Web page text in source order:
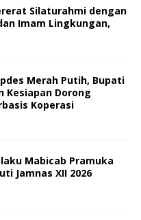
Silaturahmi dengan
Imam Lingkungan,
Merah Putih, Bupati
Kesiapan Dorong
Koperasi
Mabicab Pramuka
Jamnas XII 2026